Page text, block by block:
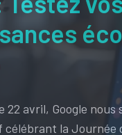
22 avril, Google
la Journée